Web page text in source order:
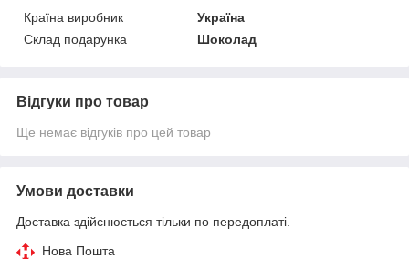
Країна виробник
Україна
Склад подарунка
Шоколад
Відгуки про товар
Ще немає відгуків про цей товар
Умови доставки
Доставка здійснюється тільки по передоплаті.
Нова Пошта